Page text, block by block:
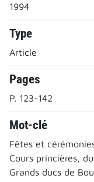
1994
Type
Article
Pages
P. 123-142
Mot-clé
Fêtes et
Cours princières,
Grands ducs de